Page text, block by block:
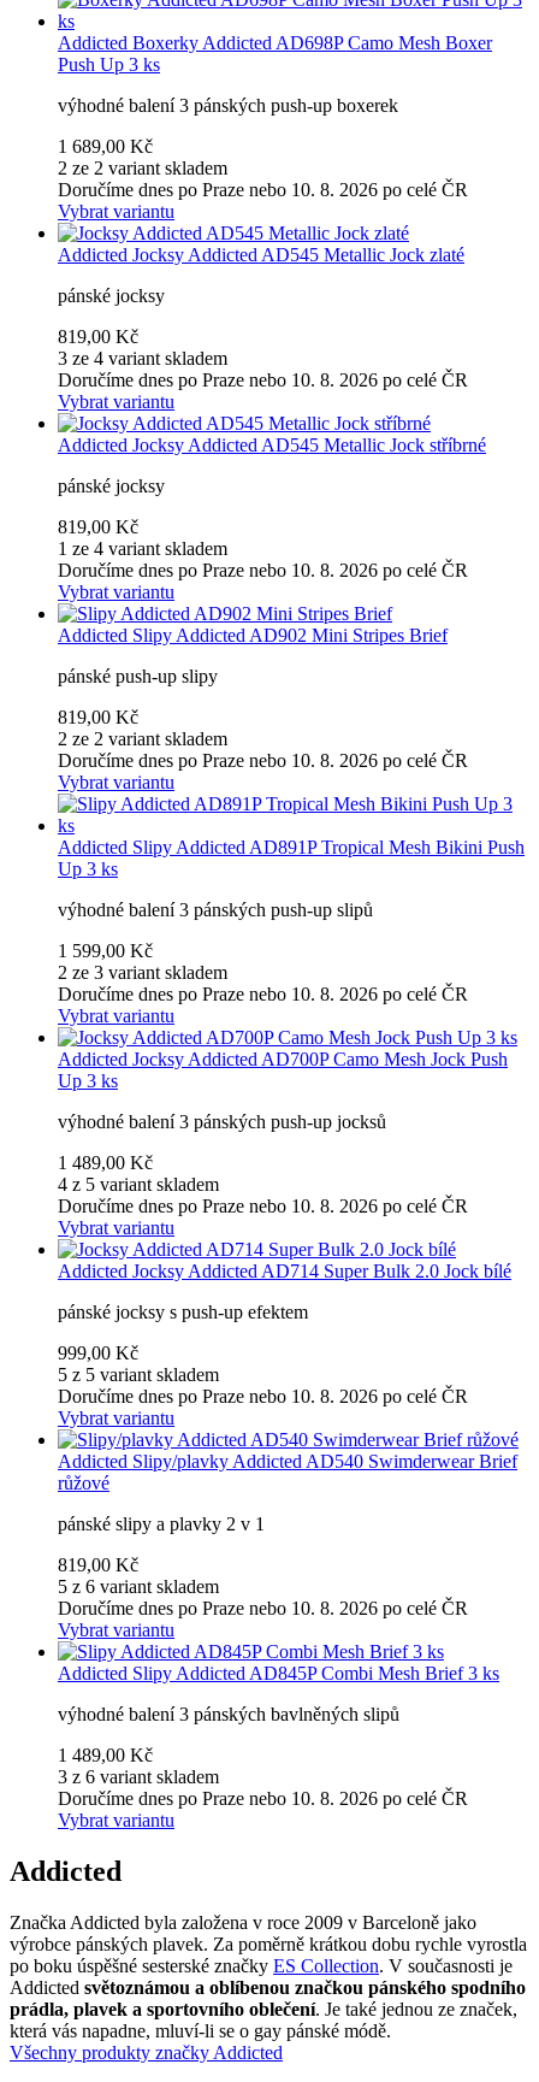
Addicted Boxerky Addicted AD698P Camo Mesh Boxer
Push Up 3 ks
výhodné balení 3 pánských push-up boxerek
1 689,00 Kč
2 ze 2 variant skladem
Doručíme dnes po Praze nebo 10. 8. 2026 po celé ČR
Vybrat variantu
Addicted Jocksy Addicted AD545 Metallic Jock zlaté
pánské jocksy
819,00 Kč
3 ze 4 variant skladem
Doručíme dnes po Praze nebo 10. 8. 2026 po celé ČR
Vybrat variantu
Addicted Jocksy Addicted AD545 Metallic Jock stříbrné
pánské jocksy
819,00 Kč
1 ze 4 variant skladem
Doručíme dnes po Praze nebo 10. 8. 2026 po celé ČR
Vybrat variantu
Addicted Slipy Addicted AD902 Mini Stripes Brief
pánské push-up slipy
819,00 Kč
2 ze 2 variant skladem
Doručíme dnes po Praze nebo 10. 8. 2026 po celé ČR
Vybrat variantu
Addicted Slipy Addicted AD891P Tropical Mesh Bikini Push
Up 3 ks
výhodné balení 3 pánských push-up slipů
1 599,00 Kč
2 ze 3 variant skladem
Doručíme dnes po Praze nebo 10. 8. 2026 po celé ČR
Vybrat variantu
Addicted Jocksy Addicted AD700P Camo Mesh Jock Push
Up 3 ks
výhodné balení 3 pánských push-up jocksů
1 489,00 Kč
4 z 5 variant skladem
Doručíme dnes po Praze nebo 10. 8. 2026 po celé ČR
Vybrat variantu
Addicted Jocksy Addicted AD714 Super Bulk 2.0 Jock bílé
pánské jocksy s push-up efektem
999,00 Kč
5 z 5 variant skladem
Doručíme dnes po Praze nebo 10. 8. 2026 po celé ČR
Vybrat variantu
Addicted Slipy/plavky Addicted AD540 Swimderwear Brief
růžové
pánské slipy a plavky 2 v 1
819,00 Kč
5 z 6 variant skladem
Doručíme dnes po Praze nebo 10. 8. 2026 po celé ČR
Vybrat variantu
Addicted Slipy Addicted AD845P Combi Mesh Brief 3 ks
výhodné balení 3 pánských bavlněných slipů
1 489,00 Kč
3 z 6 variant skladem
Doručíme dnes po Praze nebo 10. 8. 2026 po celé ČR
Vybrat variantu
Addicted
Značka Addicted byla založena v roce 2009 v Barceloně jako
výrobce pánských plavek. Za poměrně krátkou dobu rychle vyrostla
po boku úspěšné sesterské značky ES Collection. V současnosti je
Addicted světoznámou a oblíbenou značkou pánského spodního
prádla, plavek a sportovního oblečení. Je také jednou ze značek,
která vás napadne, mluví-li se o gay pánské módě.
Všechny produkty značky Addicted